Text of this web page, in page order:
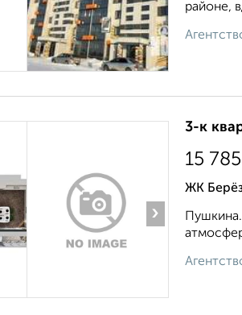
районе,
›
3-к
15
ЖК
Пушкина.